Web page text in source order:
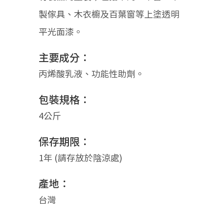
製傢具、木衣櫥及百葉窗等上塗透明
平光面漆。
主要成分：
丙烯酸乳液、功能性助劑。
包裝規格：
4公斤
保存期限：
1年 (請存放於陰涼處)
產地：
台灣